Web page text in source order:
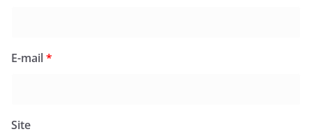
E-mail*
Site